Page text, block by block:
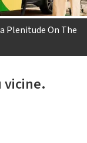
Plenitude On The
vicine.